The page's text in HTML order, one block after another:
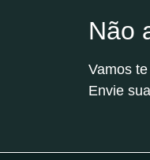
Não
Vamos
Envie